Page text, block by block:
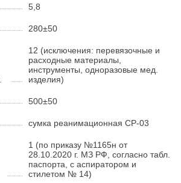
5,8
280±50
12 (исключения: перевязочные и
расходные материалы,
инструменты, одноразовые мед.
изделия)
500±50
сумка реанимационная СР-03
1 (по приказу №1165н от
28.10.2020 г. МЗ РФ, согласно табл.
паспорта, с аспиратором и
стилетом № 14)